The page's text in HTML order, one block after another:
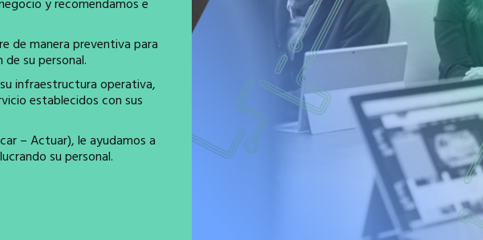
y recomendamos e
de manera preventiva para
su personal.
infraestructura operativa,
establecidos con sus
– Actuar), le ayudamos a
su personal.